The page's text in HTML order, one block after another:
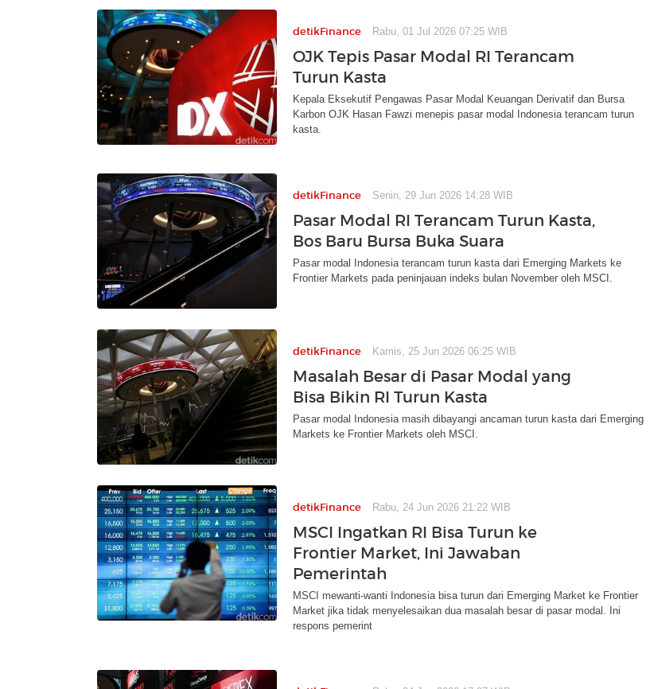
detikFinance Rabu, 01 Jul 2026 07:25 WIB
OJK Tepis Pasar Modal RI Terancam
Turun Kasta
Kepala Eksekutif Pengawas Pasar Modal Keuangan Derivatif dan Bursa
Karbon OJK Hasan Fawzi menepis pasar modal Indonesia terancam turun
kasta.
detikFinance Senin, 29 Jun 2026 14:28 WIB
Pasar Modal RI Terancam Turun Kasta,
Bos Baru Bursa Buka Suara
Pasar modal Indonesia terancam turun kasta dari Emerging Markets ke
Frontier Markets pada peninjauan indeks bulan November oleh MSCI.
detikFinance Kamis, 25 Jun 2026 06:25 WIB
Masalah Besar di Pasar Modal yang
Bisa Bikin RI Turun Kasta
Pasar modal Indonesia masih dibayangi ancaman turun kasta dari Emerging
Markets ke Frontier Markets oleh MSCI.
detikFinance Rabu, 24 Jun 2026 21:22 WIB
MSCI Ingatkan RI Bisa Turun ke
Frontier Market, Ini Jawaban
Pemerintah
MSCI mewanti-wanti Indonesia bisa turun dari Emerging Market ke Frontier
Market jika tidak menyelesaikan dua masalah besar di pasar modal. Ini
respons pemerint